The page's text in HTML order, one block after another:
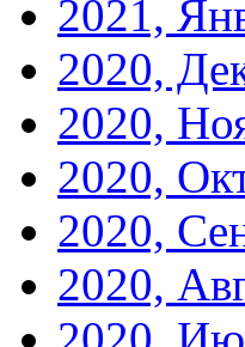
2021,
2020,
2020,
2020,
2020,
2020,